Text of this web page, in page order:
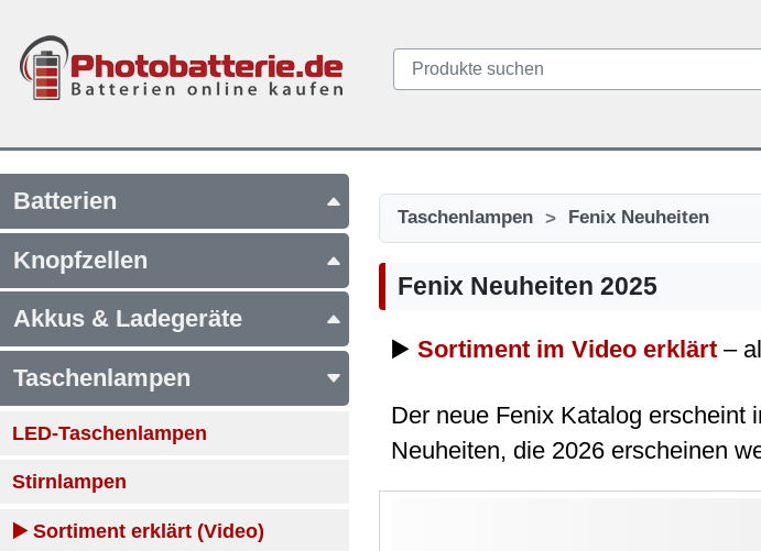
Batterien
Knopfzellen
Akkus & Ladegeräte
Taschenlampen
LED-Taschenlampen
Stirnlampen
▶️ Sortiment erklärt (Video)
Taschenlampen > Fenix Neuheiten
Fenix Neuheiten 2025
▶️ Sortiment im Video erklärt–
Der neue Fenix Katalog erscheint
Neuheiten, die 2026 erscheinen